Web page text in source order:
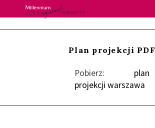
Plan projekcji PDF
Pobierz: plan
projekcji warszawa